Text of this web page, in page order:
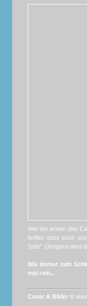
Wer die ersten drei
hoffen dass euch
Sofa". Übrigens wird
Wie immer zum
mal rein...
Cover & Bilder ©